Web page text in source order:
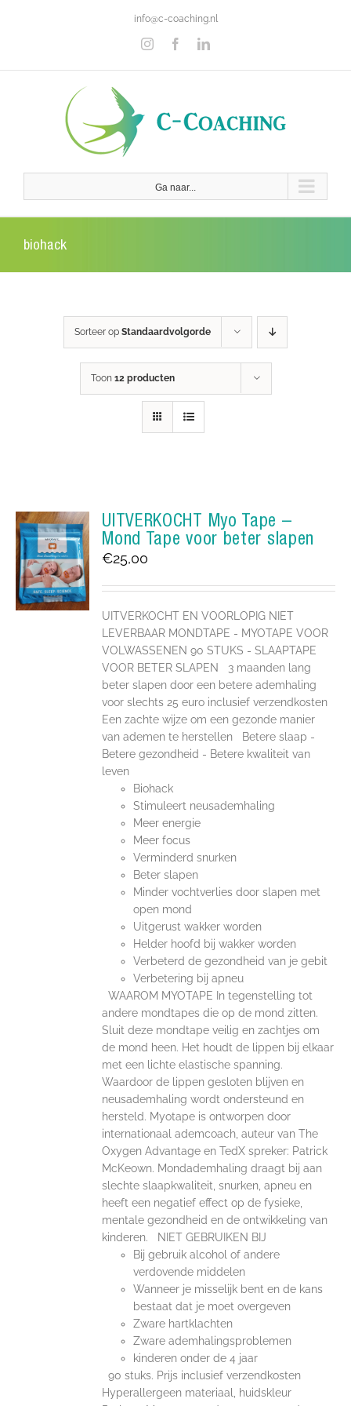
info@c-coaching.nl
InstagramFacebookLinkedIn
Ga naar...
biohack
Sorteer op Standaardvolgorde
Toon 12 producten
UITVERKOCHT Myo Tape –
Mond Tape voor beter slapen
€25,00
UITVERKOCHT EN VOORLOPIG NIET
LEVERBAAR MONDTAPE - MYOTAPE VOOR
VOLWASSENEN 90 STUKS - SLAAPTAPE
VOOR BETER SLAPEN 3 maanden lang
beter slapen door een betere ademhaling
voor slechts 25 euro inclusief verzendkosten
Een zachte wijze om een gezonde manier
van ademen te herstellen Betere slaap -
Betere gezondheid - Betere kwaliteit van
leven
Biohack
Stimuleert neusademhaling
Meer energie
Meer focus
Verminderd snurken
Beter slapen
Minder vochtverlies door slapen met
open mond
Uitgerust wakker worden
Helder hoofd bij wakker worden
Verbeterd de gezondheid van je gebit
Verbetering bij apneu
WAAROM MYOTAPE In tegenstelling tot
andere mondtapes die op de mond zitten.
Sluit deze mondtape veilig en zachtjes om
de mond heen. Het houdt de lippen bij elkaar
met een lichte elastische spanning.
Waardoor de lippen gesloten blijven en
neusademhaling wordt ondersteund en
hersteld. Myotape is ontworpen door
internationaal ademcoach, auteur van The
Oxygen Advantage en TedX spreker: Patrick
McKeown. Mondademhaling draagt bij aan
slechte slaapkwaliteit, snurken, apneu en
heeft een negatief effect op de fysieke,
mentale gezondheid en de ontwikkeling van
kinderen. NIET GEBRUIKEN BIJ
Bij gebruik alcohol of andere
verdovende middelen
Wanneer je misselijk bent en de kans
bestaat dat je moet overgeven
Zware hartklachten
Zware ademhalingsproblemen
kinderen onder de 4 jaar
90 stuks. Prijs inclusief verzendkosten
Hyperallergeen materiaal, huidskleur